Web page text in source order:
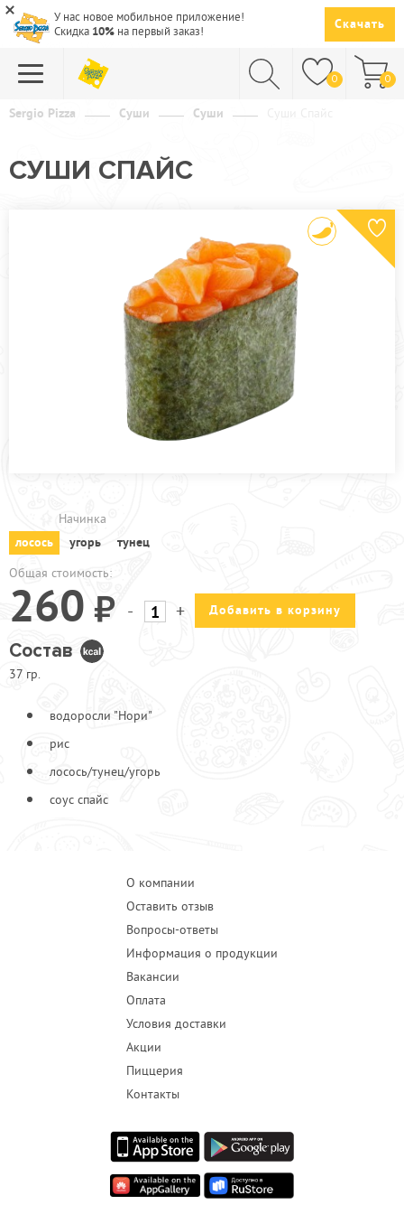
У нас новое мобильное приложение!
Скидка 10% на первый заказ! Скачать
0 0
СУШИ
ПАСТА
ГОРЯЧЕЕ
СУПЫ
НАПИТКИ
ДЕСЕРТЫ
ПРОЧЕЕ
Sergio Pizza Суши Суши
СУШИ СПАЙС
Начинка
лосось
угорь
тунец
Общая стоимость:
260 - + Добавить в корзину
Состав
37 гр.
водоросли "Нори"
рис
лосось/тунец/угорь
соус спайс
О компании
Оставить отзыв
Вопросы-ответы
Информация о продукции
Вакансии
Оплата
Условия доставки
Акции
Пиццерия
Контакты